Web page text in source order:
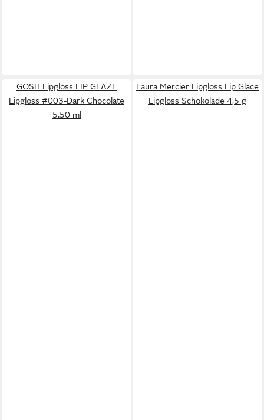
GOSH Lipgloss LIP GLAZE
Lipgloss #003-Dark Chocolate
5.50 ml
Laura Mercier Lipgloss Lip Glace
Lipgloss Schokolade 4,5 g